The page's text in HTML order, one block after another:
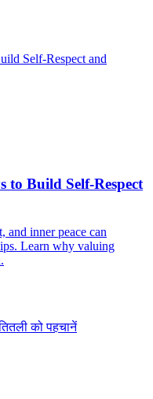
to Build Self-Respect
and inner peace can
Learn why valuing